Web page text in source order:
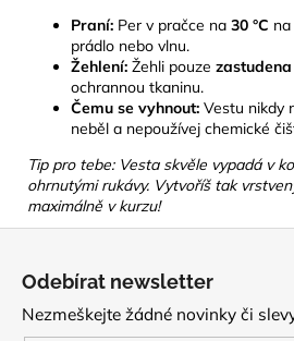
Praní: Per v pračce na 30 °C
prádlo nebo vlnu.
Žehlení: Žehli pouze zastudena
ochrannou tkaninu.
Čemu se vyhnout: Vestu nikdy
neběl a nepoužívej chemické
Tip pro tebe: Vesta skvěle vypadá v
ohrnutými rukávy. Vytvoříš tak
maximálně v kurzu!
Odebírat newsletter
Nezmeškejte žádné novinky či